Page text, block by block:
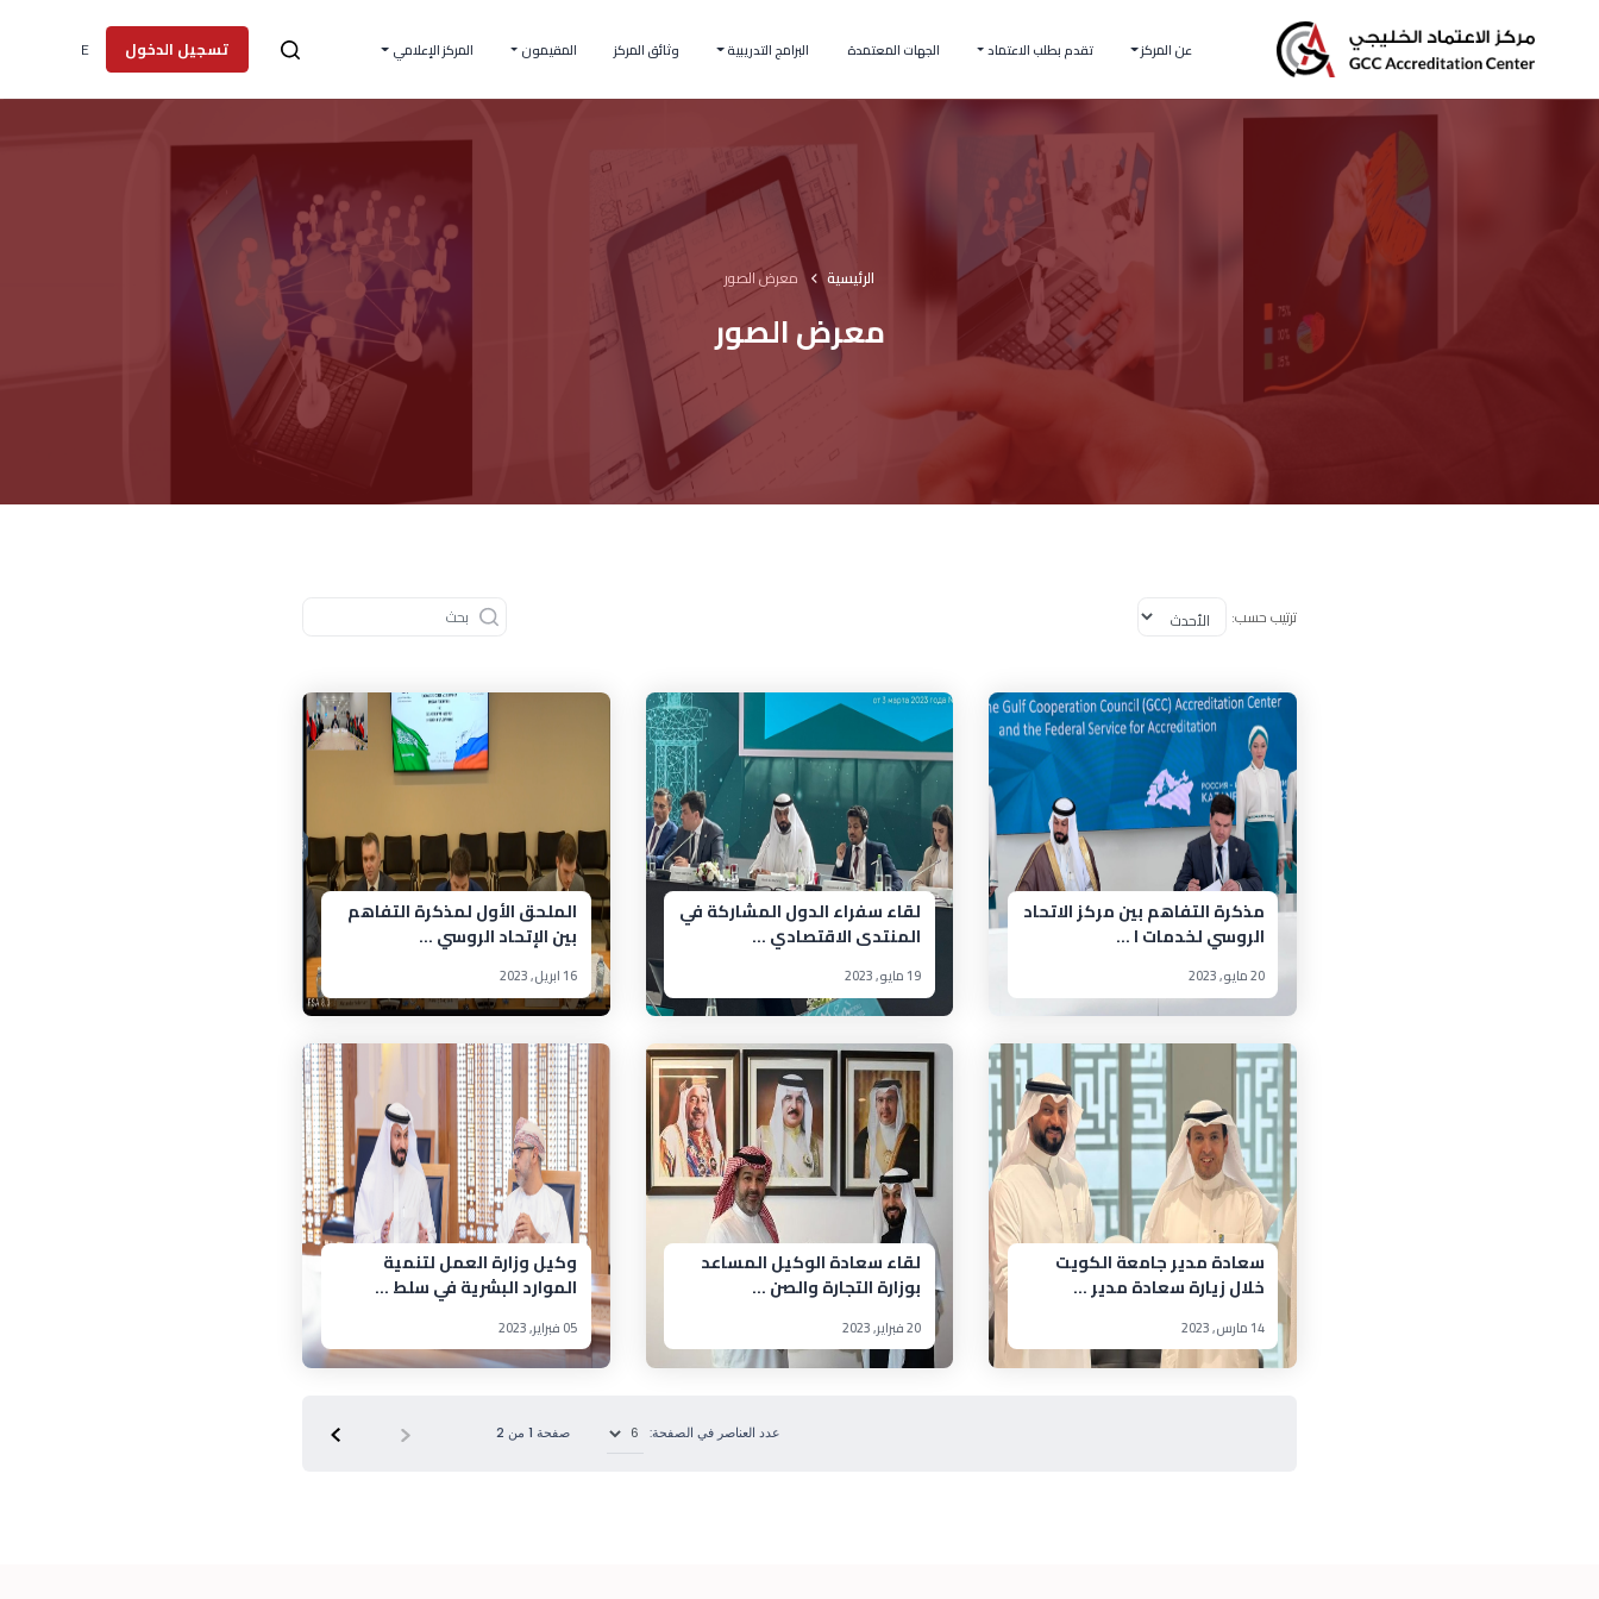
عن المركز تقدم بطلب الاعتماد الجهات المعتمدة البرامج التدريبية وثائق المركز المقيمون المركز الإعلامي تسجيل الدخول E
الرئيسية معرض الصور
معرض الصور
ترتيب حسب:
مذكرة التفاهم بين مركز الاتحاد
الروسي لخدمات ا ...
20 مايو, 2023
لقاء سفراء الدول المشاركة في
المنتدى الاقتصادي ...
19 مايو, 2023
الملحق الأول لمذكرة التفاهم
بين الإتحاد الروسي ...
16 ابريل, 2023
سعادة مدير جامعة الكويت
خلال زيارة سعادة مدير ...
14 مارس, 2023
لقاء سعادة الوكيل المساعد
بوزارة التجارة والصن ...
20 فبراير, 2023
وكيل وزارة العمل لتنمية
الموارد البشرية في سلط ...
05 فبراير, 2023
عدد العناصر في الصفحة: صفحة 1 من 2